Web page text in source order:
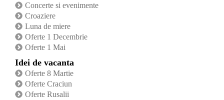
Concerte si evenimente
Croaziere
Luna de miere
Oferte 1 Decembrie
Oferte 1 Mai
Idei de vacanta
Oferte 8 Martie
Oferte Craciun
Oferte Rusalii